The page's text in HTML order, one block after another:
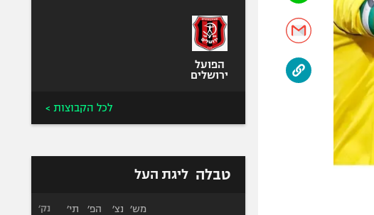
הפועל
ירושלים
לכל הקבוצות >
טבלה ליגת העל
מש׳ נצ׳ הפ׳ תי׳ נק׳